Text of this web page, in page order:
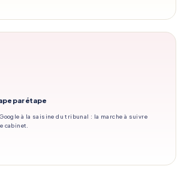
par étape
à la saisine du tribunal : la marche à suivre
cabinet.